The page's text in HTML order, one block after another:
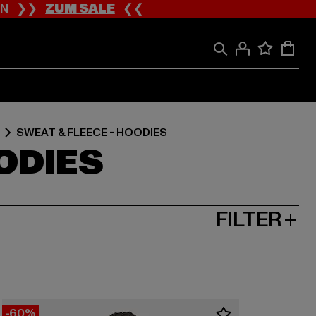
❯❯ZUM SALE❮❮
SWEAT & FLEECE - HOODIES
FILTER